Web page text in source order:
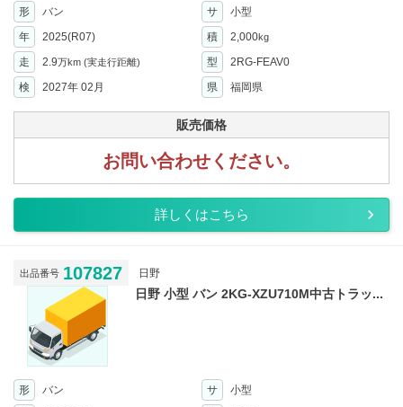
形 バン サ
小型
年
2025(R07) 積 2,000kg
走 2.9万km (実走行距離) 型
2RG-FEAV0
検
2027年 02月 県 福岡県
販売価格
お問い合わせください。
詳しくはこちら
出品番号 107827 日野
日野 小型 バン 2KG-XZU710M中古トラッ...
形 バン サ
小型